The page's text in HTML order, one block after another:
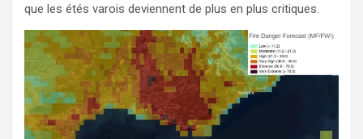
que les étés varois deviennent de plus en plus critiques.